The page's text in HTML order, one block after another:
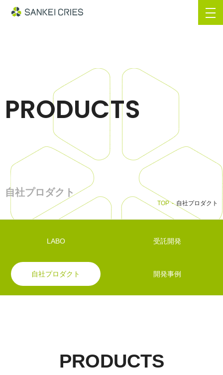
PRODUCTS
自社プロダクト
TOP 自社プロダクト
LABO 受託開発
自社プロダクト 開発事例
PRODUCTS